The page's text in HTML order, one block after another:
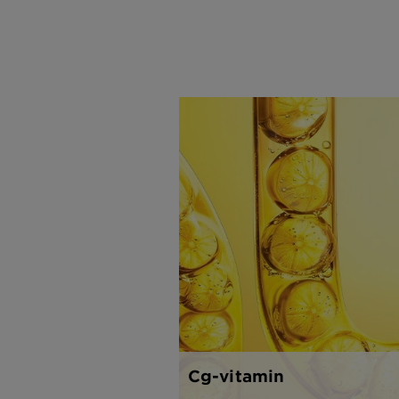
Cg-vitamin